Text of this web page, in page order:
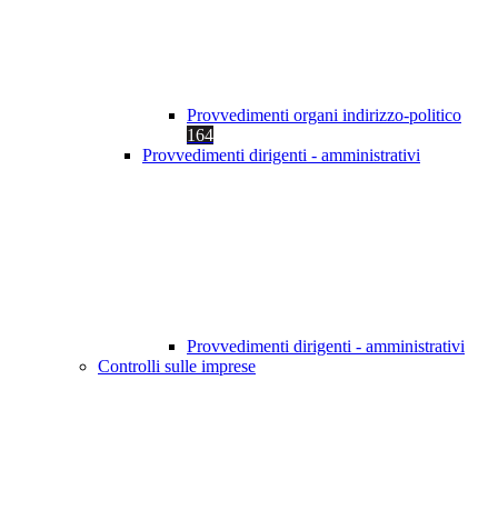
Provvedimenti organi indirizzo-politico
164
Provvedimenti dirigenti - amministrativi
Provvedimenti dirigenti - amministrativi
Controlli sulle imprese